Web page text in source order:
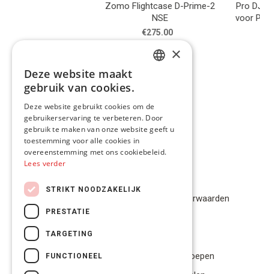
info
Zomo Flightcase D-Prime-2
€275.00
Pro DJ
voor
Algemene Voorwaarden
Bestelling herroepen
ENGLISH
×
Deze website maakt
gebruik van cookies.
Deze website gebruikt cookies om de
gebruikerservaring te verbeteren. Door
gebruik te maken van onze website geeft u
toestemming voor alle cookies in
overeenstemming met ons cookiebeleid.
Lees verder
STRIKT NOODZAKELIJK
PRESTATIE
TARGETING
FUNCTIONEEL